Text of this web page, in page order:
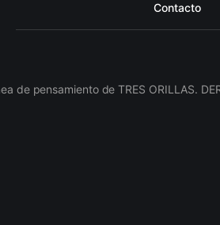
Contacto
pensamiento de TRES